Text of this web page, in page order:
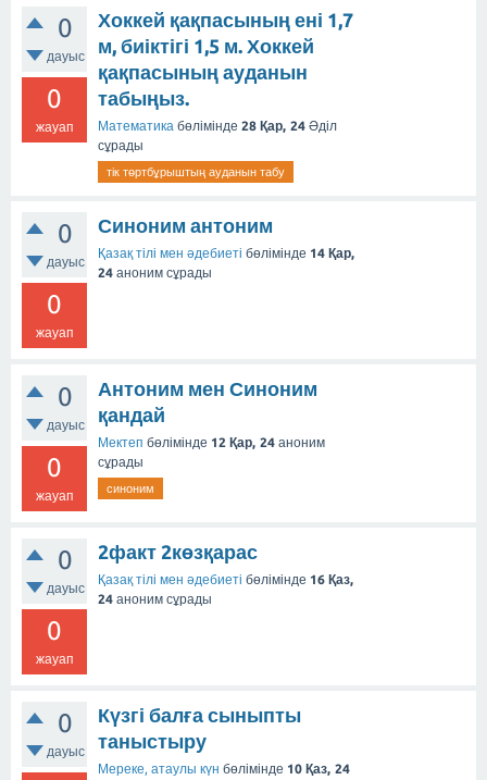
0
дауыс
0
жауап
Хоккей қақпасының ені 1,7
м, биіктігі 1,5 м. Хоккей
қақпасының ауданын
табыңыз.
Математика бөлімінде 28 Қар, 24 Әділ
сұрады
тік төртбұрыштың ауданын табу
0
дауыс
0
жауап
Синоним антоним
Қазақ тілі мен әдебиеті бөлімінде 14 Қар,
24 аноним сұрады
0
дауыс
0
жауап
Антоним мен Синоним
қандай
Мектеп бөлімінде 12 Қар, 24 аноним
сұрады
синоним
0
дауыс
0
жауап
2факт 2көзқарас
Қазақ тілі мен әдебиеті бөлімінде 16 Қаз,
24 аноним сұрады
0
дауыс
Күзгі балға сыныпты
таныстыру
Мереке, атаулы күн бөлімінде 10 Қаз, 24